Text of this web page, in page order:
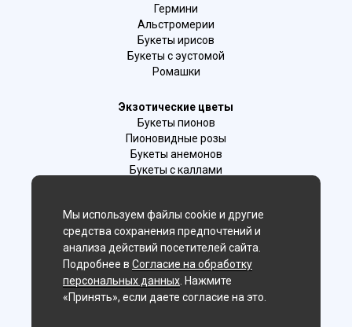
Гермини
Альстромерии
Букеты ирисов
Букеты с эустомой
Ромашки
Экзотические цветы
Букеты пионов
Пионовидные розы
Букеты анемонов
Букеты с каллами
Лаванда
Гиацинты
Мы в соц. сетях:
Владивосток
Мы используем файлы cookie и другие
средства сохранения предпочтений и
анализа действий посетителей сайта.
Подробнее в Согласие на обработку
персональных данных . Нажмите
«Принять», если даете согласие на это.